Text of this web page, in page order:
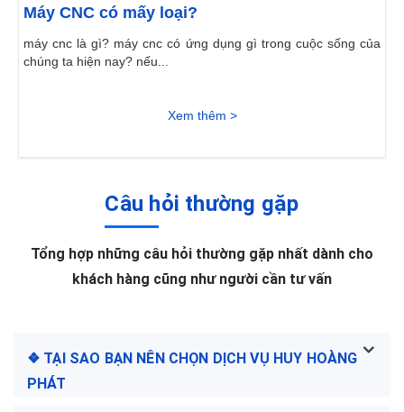
Máy CNC có mấy loại?
máy cnc là gì? máy cnc có ứng dụng gì trong cuộc sống của
chúng ta hiện nay? nếu...
Xem thêm >
Câu hỏi thường gặp
Tổng hợp những câu hỏi thường gặp nhất dành cho
khách hàng cũng như người cần tư vấn
❖ TẠI SAO BẠN NÊN CHỌN DỊCH VỤ HUY HOÀNG
PHÁT